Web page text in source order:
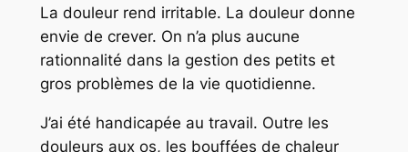
La douleur rend irritable. La douleur donne
envie de crever. On n’a plus aucune
rationnalité dans la gestion des petits et
gros problèmes de la vie quotidienne.
J’ai été handicapée au travail. Outre les
douleurs aux os, les bouffées de chaleur